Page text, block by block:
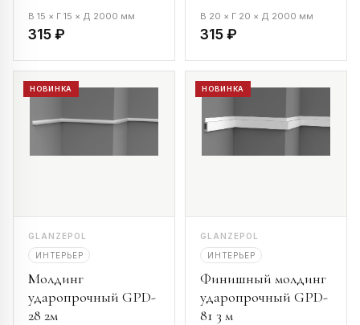
В 15 × Г 15 × Д 2000 мм
315 ₽
В 20 × Г 20 × Д 2000 мм
315 ₽
НОВИНКА
GLANZEPOL
ИНТЕРЬЕР
Молдинг
ударопрочный GPD-
28 2м
НОВИНКА
GLANZEPOL
ИНТЕРЬЕР
Финишный молдинг
ударопрочный GPD-
81 3 м